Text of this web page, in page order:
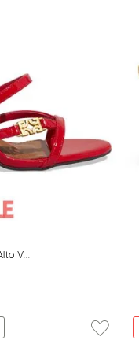
Vermelho Rosso